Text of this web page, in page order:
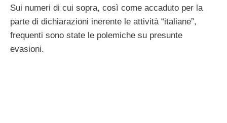
Sui numeri di cui sopra, così come accaduto per la
parte di dichiarazioni inerente le attività “italiane”,
frequenti sono state le polemiche su presunte
evasioni.